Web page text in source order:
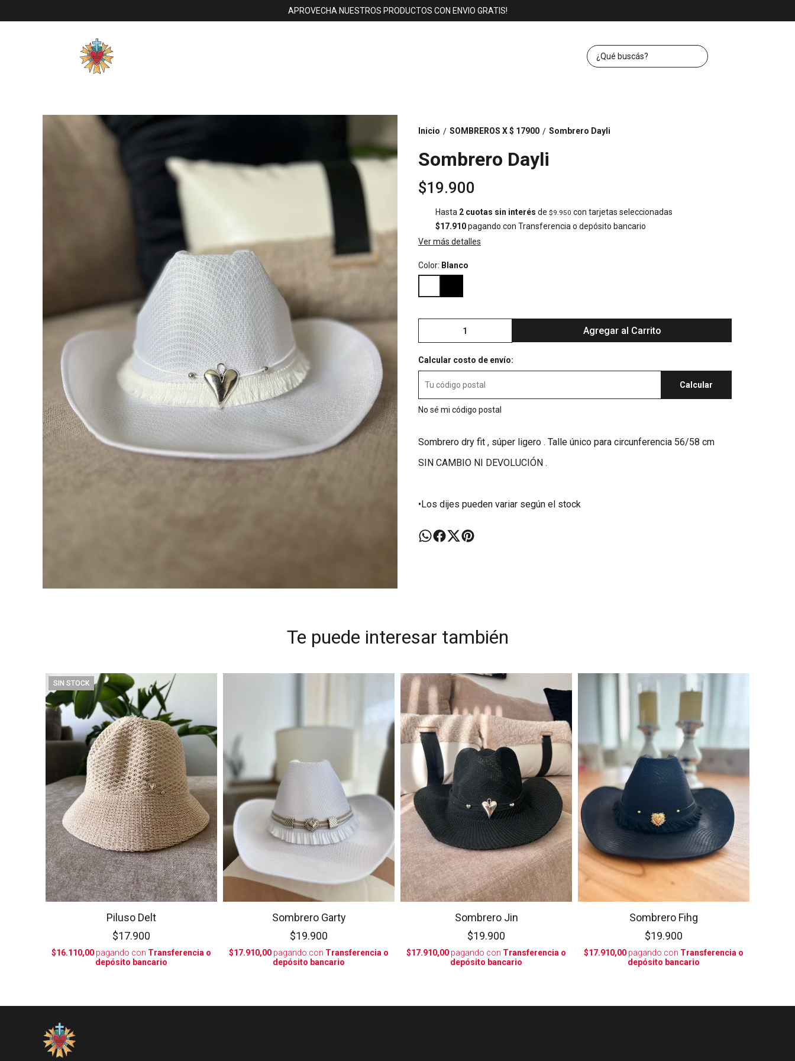
APROVECHA NUESTROS PRODUCTOS CON ENVIO GRATIS!
Inicio / SOMBREROS X $ 17900 / Sombrero Dayli
Sombrero Dayli
$19.900
Hasta 2 cuotas sin interés de $9.950 con tarjetas seleccionadas
$17.910pagando con Transferencia o depósito bancario
Ver más detalles
Color: Blanco
Agregar al Carrito
Calcular costo de envío:
Calcular
No sé mi código postal
Sombrero dry fit , súper ligero . Talle único para circunferencia 56/58 cm
SIN CAMBIO NI DEVOLUCIÓN .
•Los dijes pueden variar según el stock
Te puede interesar también
SIN STOCK
Piluso Delt
$17.900
$16.110,00 pagando con Transferencia o
depósito bancario
Sombrero Garty
$19.900
$17.910,00 pagando con Transferencia o
depósito bancario
Sombrero Jin
$19.900
$17.910,00 pagando con Transferencia o
depósito bancario
Sombrero Fihg
$19.900
$17.910,00 pagando con Transferencia o
depósito bancario